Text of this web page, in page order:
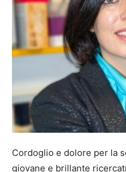
Cordoglio e dolore per la
giovane e brillante